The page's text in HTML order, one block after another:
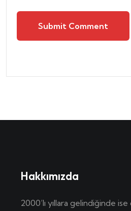
Submit Comment
Hakkımızda
2000’lı yıllara gelindiğinde